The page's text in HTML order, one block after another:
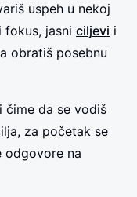
uspeh u nekoj
jasni ciljevi i
obratiš posebnu
čime da se vodiš
za početak se
odgovore na